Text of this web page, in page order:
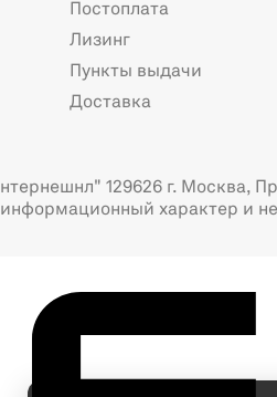
Постоплата
Лизинг
Пункты выдачи
Доставка
129626 г. Москва,
характер и